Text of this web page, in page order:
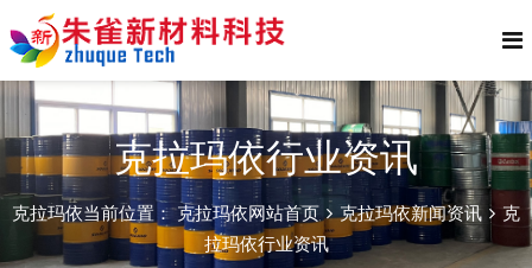
克拉玛依行业资讯
克拉玛依当前位置： 克拉玛依网站首页 克拉玛依新闻资讯
克
拉玛依行业资讯